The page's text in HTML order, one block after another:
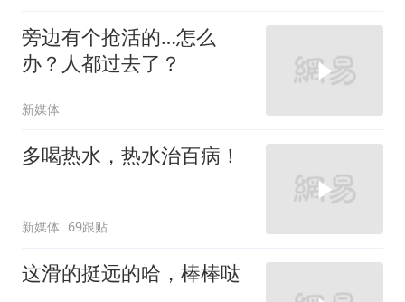
旁边有个抢活的…怎么
办？人都过去了？
新媒体
多喝热水，热水治百病！
新媒体 69跟贴
这滑的挺远的哈，棒棒哒